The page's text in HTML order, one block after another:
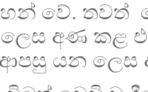
වේ.
අණ කළ
ආපසු යන